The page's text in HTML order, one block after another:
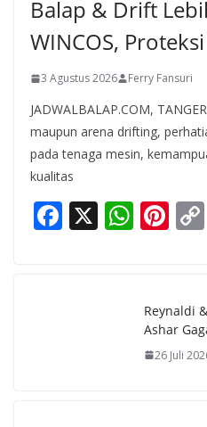
Balap & Drift
WINCOS,
3 Agustus 2026 Ferry Fansuri
JADWALBALAP.COM,
maupun arena drifting,
pada tenaga mesin,
kualitas
F X W
s
A
p
Pi
e
st
Reynaldi
Ashar
26 Juli